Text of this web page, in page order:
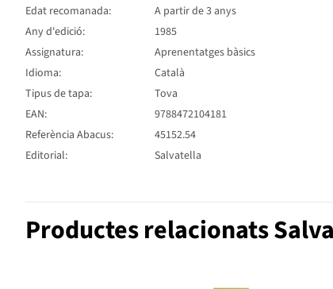
Edat recomanada:
A partir de 3 anys
Any d'edició:
1985
Assignatura:
Aprenentatges bàsics
Idioma:
Català
Tipus de tapa:
Tova
EAN:
9788472104181
Referència Abacus:
45152.54
Editorial:
Salvatella
Productes relacionats